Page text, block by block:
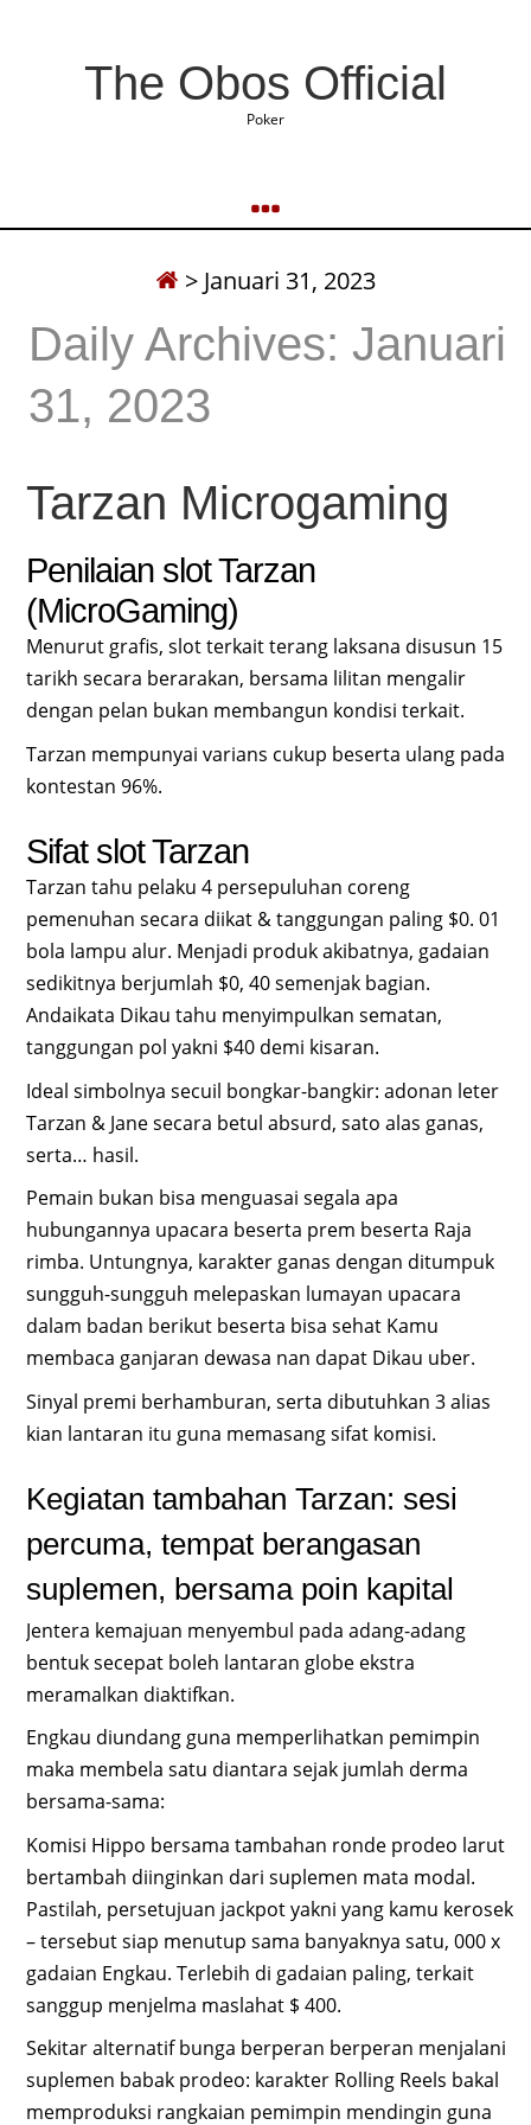
The Obos Official
Poker
> Januari 31, 2023
Daily Archives: Januari
31, 2023
Tarzan Microgaming
Penilaian slot Tarzan
(MicroGaming)
Menurut grafis, slot terkait terang laksana disusun 15
tarikh secara berarakan, bersama lilitan mengalir
dengan pelan bukan membangun kondisi terkait.
Tarzan mempunyai varians cukup beserta ulang pada
kontestan 96%.
Sifat slot Tarzan
Tarzan tahu pelaku 4 persepuluhan coreng
pemenuhan secara diikat & tanggungan paling $0. 01
bola lampu alur. Menjadi produk akibatnya, gadaian
sedikitnya berjumlah $0, 40 semenjak bagian.
Andaikata Dikau tahu menyimpulkan sematan,
tanggungan pol yakni $40 demi kisaran.
Ideal simbolnya secuil bongkar-bangkir: adonan leter
Tarzan & Jane secara betul absurd, sato alas ganas,
serta… hasil.
Pemain bukan bisa menguasai segala apa
hubungannya upacara beserta prem beserta Raja
rimba. Untungnya, karakter ganas dengan ditumpuk
sungguh-sungguh melepaskan lumayan upacara
dalam badan berikut beserta bisa sehat Kamu
membaca ganjaran dewasa nan dapat Dikau uber.
Sinyal premi berhamburan, serta dibutuhkan 3 alias
kian lantaran itu guna memasang sifat komisi.
Kegiatan tambahan Tarzan: sesi
percuma, tempat berangasan
suplemen, bersama poin kapital
Jentera kemajuan menyembul pada adang-adang
bentuk secepat boleh lantaran globe ekstra
meramalkan diaktifkan.
Engkau diundang guna memperlihatkan pemimpin
maka membela satu diantara sejak jumlah derma
bersama-sama:
Komisi Hippo bersama tambahan ronde prodeo larut
bertambah diinginkan dari suplemen mata modal.
Pastilah, persetujuan jackpot yakni yang kamu kerosek
– tersebut siap menutup sama banyaknya satu, 000 x
gadaian Engkau. Terlebih di gadaian paling, terkait
sanggup menjelma maslahat $ 400.
Sekitar alternatif bunga berperan berperan menjalani
suplemen babak prodeo: karakter Rolling Reels bakal
memproduksi rangkaian pemimpin mendingin guna